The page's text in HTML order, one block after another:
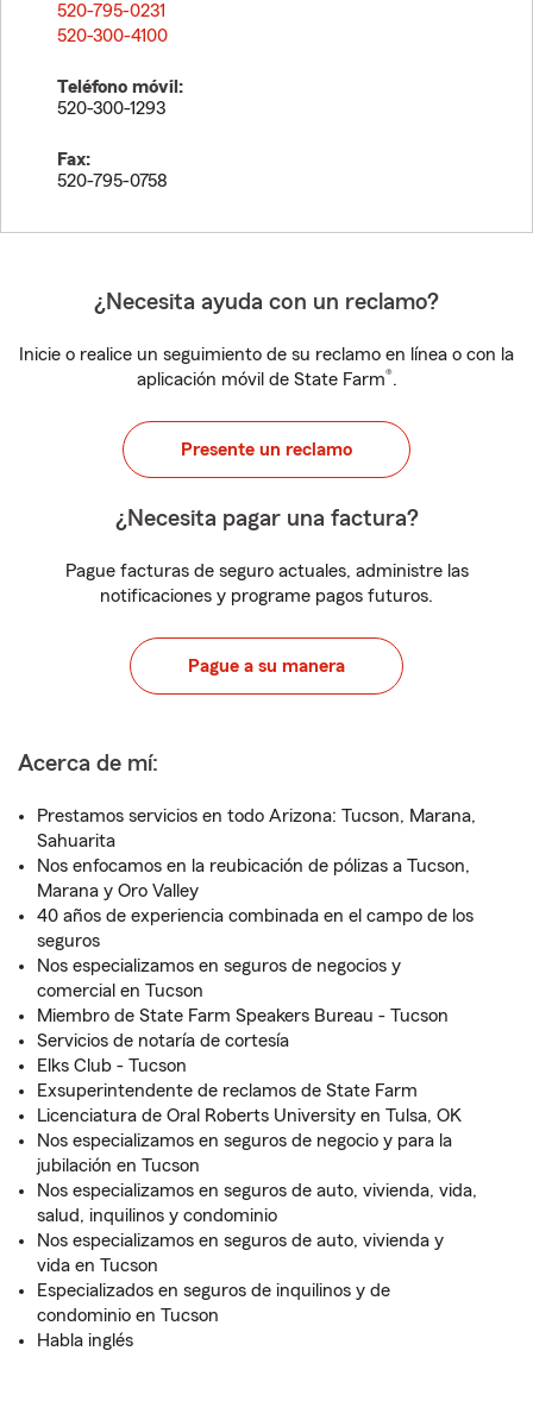
520-795-0231
520-300-4100
Teléfono móvil:
520-300-1293
Fax:
520-795-0758
¿Necesita ayuda con un reclamo?
Inicie o realice un seguimiento de su reclamo en línea o con la
aplicación móvil de State Farm®.
Presente un reclamo
¿Necesita pagar una factura?
Pague facturas de seguro actuales, administre las
notificaciones y programe pagos futuros.
Pague a su manera
Acerca de mí:
Prestamos servicios en todo Arizona: Tucson, Marana,
Sahuarita
Nos enfocamos en la reubicación de pólizas a Tucson,
Marana y Oro Valley
40 años de experiencia combinada en el campo de los
seguros
Nos especializamos en seguros de negocios y
comercial en Tucson
Miembro de State Farm Speakers Bureau - Tucson
Servicios de notaría de cortesía
Elks Club - Tucson
Exsuperintendente de reclamos de State Farm
Licenciatura de Oral Roberts University en Tulsa, OK
Nos especializamos en seguros de negocio y para la
jubilación en Tucson
Nos especializamos en seguros de auto, vivienda, vida,
salud, inquilinos y condominio
Nos especializamos en seguros de auto, vivienda y
vida en Tucson
Especializados en seguros de inquilinos y de
condominio en Tucson
Habla inglés